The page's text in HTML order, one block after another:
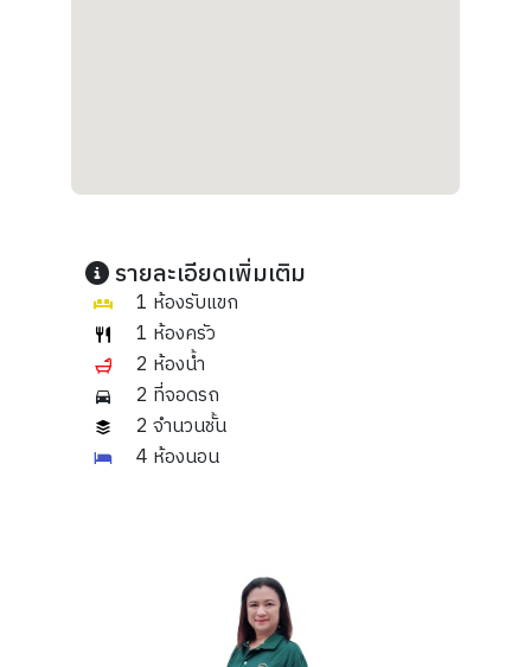
รายละเอียดเพิ่มเติม
1 ห้องรับแขก
1 ห้องครัว
2 ห้องน้ำ
2 ที่จอดรถ
2 จำนวนชั้น
4 ห้องนอน